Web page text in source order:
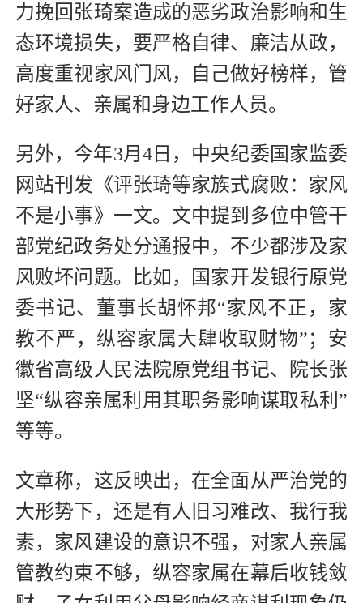
力挽回张琦案造成的恶劣政治影响和生
态环境损失，要严格自律、廉洁从政，
高度重视家风门风，自己做好榜样，管
好家人、亲属和身边工作人员。
另外，今年3月4日，中央纪委国家监委
网站刊发《评张琦等家族式腐败：家风
不是小事》一文。文中提到多位中管干
部党纪政务处分通报中，不少都涉及家
风败坏问题。比如，国家开发银行原党
委书记、董事长胡怀邦“家风不正，家
教不严，纵容家属大肆收取财物”；安
徽省高级人民法院原党组书记、院长张
坚“纵容亲属利用其职务影响谋取私利”
等等。
文章称，这反映出，在全面从严治党的
大形势下，还是有人旧习难改、我行我
素，家风建设的意识不强，对家人亲属
管教约束不够，纵容家属在幕后收钱敛